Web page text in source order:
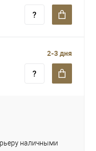
2-3 дня
наличными